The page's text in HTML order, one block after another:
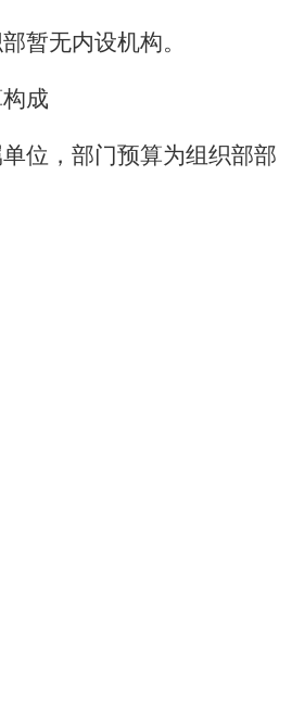
部暂无内设机构。
成
位 ，部门预算为组织部部